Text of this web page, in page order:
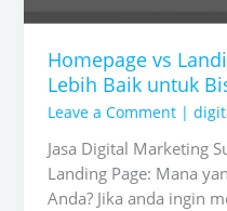
Homepage vs
Lebih Baik untuk
Leave a Comment |
Jasa Digital Marketing
Landing Page: Mana
Anda? Jika anda ingin